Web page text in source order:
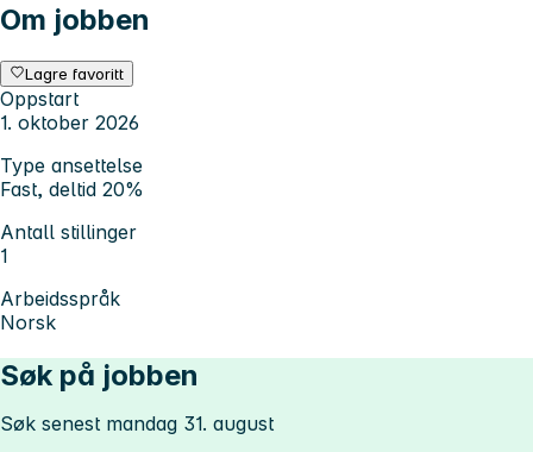
Om jobben
Lagre favoritt
Oppstart
1. oktober 2026
Type ansettelse
Fast, deltid 20%
Antall stillinger
1
Arbeidsspråk
Norsk
Søk på jobben
Søk senest mandag 31. august